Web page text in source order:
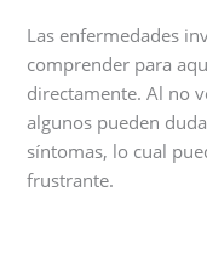
Las enfermedades
comprender para
directamente. Al no
algunos pueden
síntomas, lo cual
frustrante.